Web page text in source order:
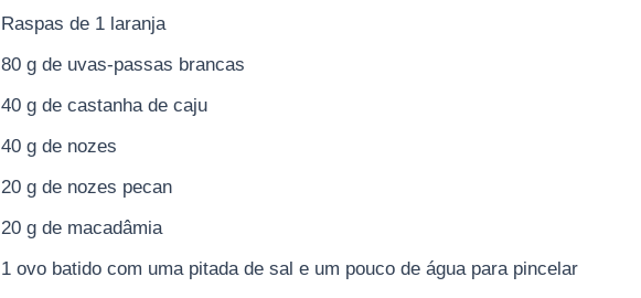
Raspas de 1 laranja
80 g de uvas-passas brancas
40 g de castanha de caju
40 g de nozes
20 g de nozes pecan
20 g de macadâmia
1 ovo batido com uma pitada de sal e um pouco de água para pincelar